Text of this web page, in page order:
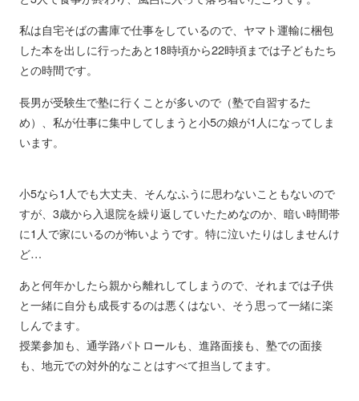
私は自宅そばの書庫で仕事をしているので、ヤマト運輸に梱包
した本を出しに行ったあと18時頃から22時頃までは子どもたち
との時間です。
長男が受験生で塾に行くことが多いので（塾で自習するた
め）、私が仕事に集中してしまうと小5の娘が1人になってしま
います。
小5なら1人でも大丈夫、そんなふうに思わないこともないので
すが、3歳から入退院を繰り返していたためなのか、暗い時間帯
に1人で家にいるのが怖いようです。特に泣いたりはしませんけ
ど…
あと何年かしたら親から離れしてしまうので、それまでは子供
と一緒に自分も成長するのは悪くはない、そう思って一緒に楽
しんでます。
授業参加も、通学路パトロールも、進路面接も、塾での面接
も、地元での対外的なことはすべて担当してます。